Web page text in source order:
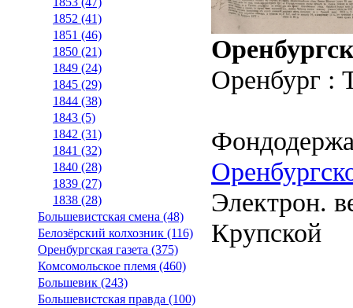
1852 (41)
1851 (46)
1850 (21)
1849 (24)
1845 (29)
1844 (38)
1843 (5)
1842 (31)
1841 (32)
1840 (28)
1839 (27)
1838 (28)
Большевистская смена (48)
Белозёрский колхозник (116)
Оренбургская газета (375)
Комсомольское племя (460)
Большевик (243)
Большевистская правда (100)
Оренбург :
Электрон.
Крупской